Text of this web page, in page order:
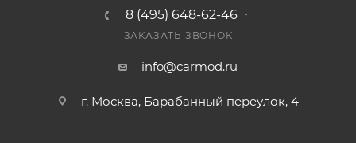
8 (495) 648-62-46
ЗАКАЗАТЬ ЗВОНОК
info@carmod.ru
г. Москва, Барабанный переулок, 4